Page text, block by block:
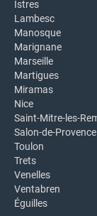
Istres
Lambesc
Manosque
Marignane
Marseille
Martigues
Miramas
Nice
Saint-Mitre-les-
Salon-de-Provence
Toulon
Trets
Venelles
Ventabren
Éguilles